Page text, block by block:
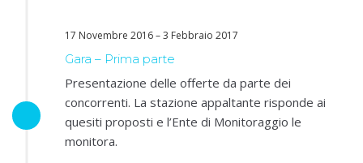
17 Novembre 2016 – 3 Febbraio 2017
Gara – Prima parte
Presentazione delle offerte da parte dei
concorrenti. La stazione appaltante risponde ai
quesiti proposti e l’Ente di Monitoraggio le
monitora.